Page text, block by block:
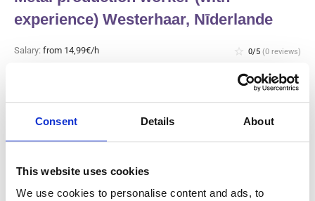
Consent Details About
This website uses cookies
We use cookies to personalise content and ads, to
experience) Westerhaar, Nīderlande
Salary: from 14,99€/h star_border 0/5 (0 reviews)
Available positions: